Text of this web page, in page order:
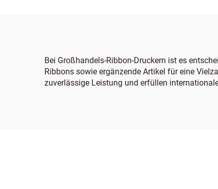
Bei Großhandels-Ribbon-Druckern ist es
Ribbons sowie ergänzende Artikel für eine
zuverlässige Leistung und erfüllen